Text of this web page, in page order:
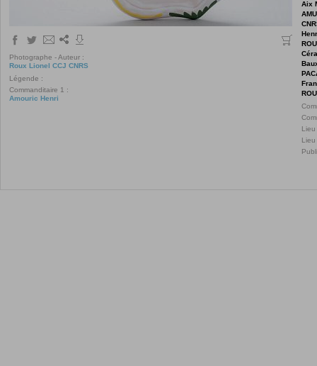
Photographe - Auteur :
Roux Lionel CCJ CNRS
Légende :
Commanditaire 1 :
Amouric Henri
Aix
AMU